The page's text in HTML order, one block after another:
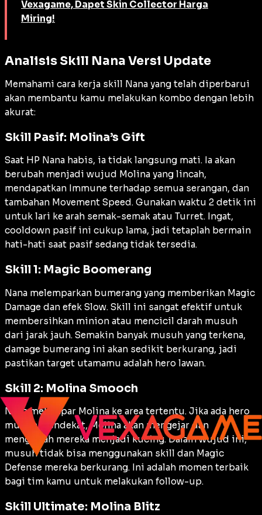
Vexagame, Dapet Skin Collector Harga
Miring!
Analisis Skill Nana Versi Update
Memahami cara kerja skill Nana yang telah diperbarui
akan membantu kamu melakukan kombo dengan lebih
akurat:
Skill Pasif: Molina’s Gift
Saat HP Nana habis, ia tidak langsung mati. Ia akan
berubah menjadi wujud Molina yang lincah,
mendapatkan Immune terhadap semua serangan, dan
tambahan Movement Speed. Gunakan waktu 2 detik ini
untuk lari ke arah semak-semak atau Turret. Ingat,
cooldown pasif ini cukup lama, jadi tetaplah bermain
hati-hati saat pasif sedang tidak tersedia.
Skill 1: Magic Boomerang
Nana melemparkan bumerang yang memberikan Magic
Damage dan efek Slow. Skill ini sangat efektif untuk
membersihkan minion atau mencicil darah musuh
dari jarak jauh. Semakin banyak musuh yang terkena,
damage bumerang ini akan sedikit berkurang, jadi
pastikan target utamamu adalah hero lawan.
Skill 2: Molina Smooch
Nana melempar Molina ke area tertentu. Jika ada hero
musuh mendekat, Molina akan mengejar dan
mengubah mereka menjadi kucing. Dalam wujud ini,
musuh tidak bisa menggunakan skill dan Magic
Defense mereka berkurang. Ini adalah momen terbaik
bagi tim kamu untuk melakukan follow-up.
Skill Ultimate: Molina Blitz